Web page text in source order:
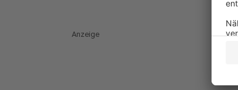
Anzeige